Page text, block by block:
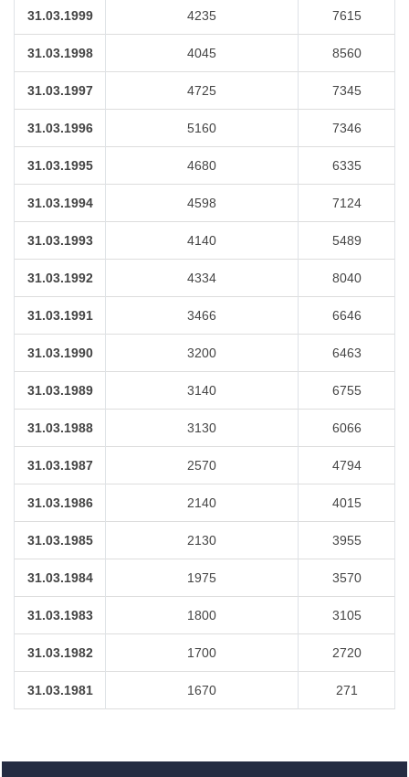
31.03.1999 4235 7615
31.03.1998 4045 8560
31.03.1997 4725 7345
31.03.1996 5160 7346
31.03.1995 4680 6335
31.03.1994 4598 7124
31.03.1993 4140 5489
31.03.1992 4334 8040
31.03.1991 3466 6646
31.03.1990 3200 6463
31.03.1989 3140 6755
31.03.1988 3130 6066
31.03.1987 2570 4794
31.03.1986 2140 4015
31.03.1985 2130 3955
31.03.1984 1975 3570
31.03.1983 1800 3105
31.03.1982 1700 2720
31.03.1981 1670 271